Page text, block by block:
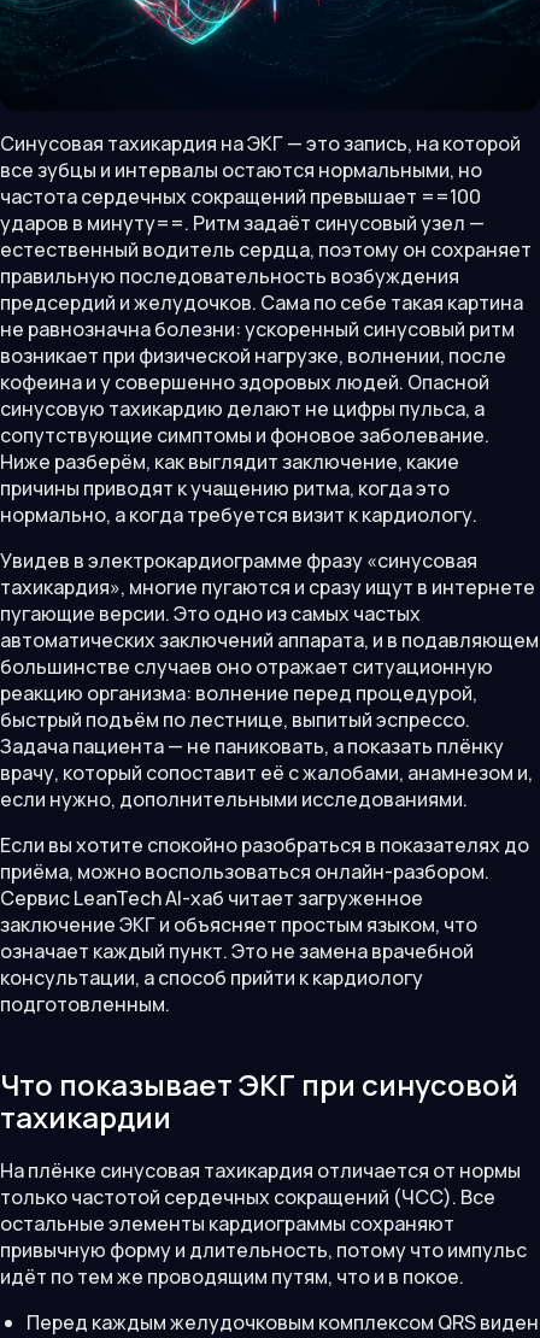
Синусовая тахикардия на ЭКГ — это запись, на которой
все зубцы и интервалы остаются нормальными, но
частота сердечных сокращений превышает ==100
ударов в минуту==. Ритм задаёт синусовый узел —
естественный водитель сердца, поэтому он сохраняет
правильную последовательность возбуждения
предсердий и желудочков. Сама по себе такая картина
не равнозначна болезни: ускоренный синусовый ритм
возникает при физической нагрузке, волнении, после
кофеина и у совершенно здоровых людей. Опасной
синусовую тахикардию делают не цифры пульса, а
сопутствующие симптомы и фоновое заболевание.
Ниже разберём, как выглядит заключение, какие
причины приводят к учащению ритма, когда это
нормально, а когда требуется визит к кардиологу.
Увидев в электрокардиограмме фразу «синусовая
тахикардия», многие пугаются и сразу ищут в интернете
пугающие версии. Это одно из самых частых
автоматических заключений аппарата, и в подавляющем
большинстве случаев оно отражает ситуационную
реакцию организма: волнение перед процедурой,
быстрый подъём по лестнице, выпитый эспрессо.
Задача пациента — не паниковать, а показать плёнку
врачу, который сопоставит её с жалобами, анамнезом и,
если нужно, дополнительными исследованиями.
Если вы хотите спокойно разобраться в показателях до
приёма, можно воспользоваться онлайн-разбором.
Сервис LeanTech AI-хаб читает загруженное
заключение ЭКГ и объясняет простым языком, что
означает каждый пункт. Это не замена врачебной
консультации, а способ прийти к кардиологу
подготовленным.
Что показывает ЭКГ при синусовой
тахикардии
На плёнке синусовая тахикардия отличается от нормы
только частотой сердечных сокращений (ЧСС). Все
остальные элементы кардиограммы сохраняют
привычную форму и длительность, потому что импульс
идёт по тем же проводящим путям, что и в покое.
Перед каждым желудочковым комплексом QRS виден